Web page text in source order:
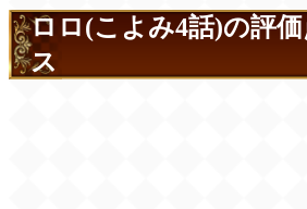
ロロ(こよみ4話)の評
ス